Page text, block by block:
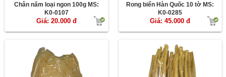
Chân nấm loại ngon 100g MS:
K0-0107
Giá: 20.000 đ
Rong biển Hàn Quốc 10 tờ MS:
K0-0285
Giá: 45.000 đ